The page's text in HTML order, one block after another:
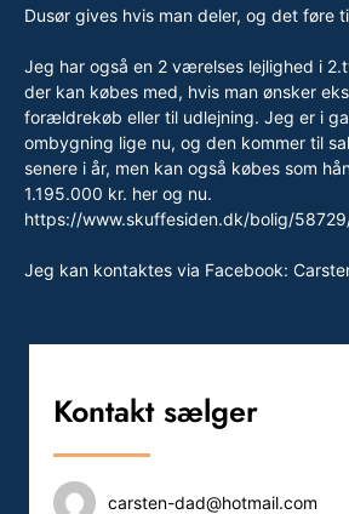
Dusør gives hvis man deler, og det føre
Jeg har også en 2 værelses lejlighed i
der kan købes med, hvis man ønsker
forældrekøb eller til udlejning. Jeg er i
ombygning lige nu, og den kommer til
senere i år, men kan også købes som
1.195.000 kr. her og nu.
https://www.skuffesiden.dk/bolig/
Jeg kan kontaktes via Facebook:
Kontakt sælger
carsten-dad@hotmail.com